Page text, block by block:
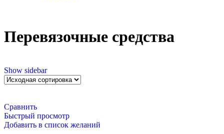
Перевязочные средства
Show sidebar
Сравнить
Быстрый просмотр
Добавить в список желаний